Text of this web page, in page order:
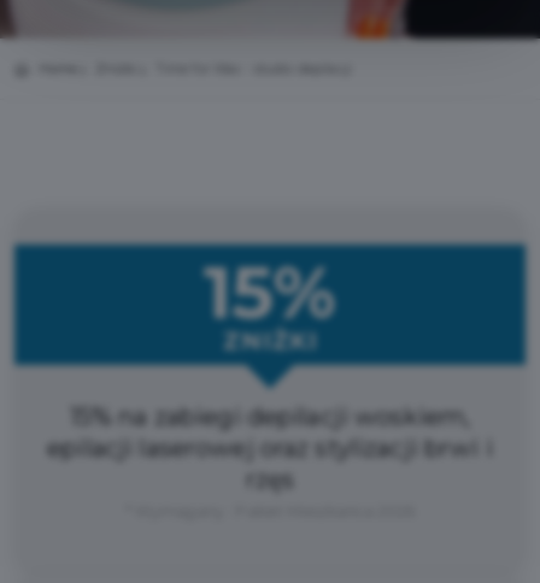
15%
ZNIŻKI
15% na zabiegi depilacji woskiem,
epilacji laserowej oraz stylizacji brwi i
rzęs